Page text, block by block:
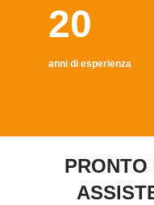
20
anni di esperienza
PRONTO